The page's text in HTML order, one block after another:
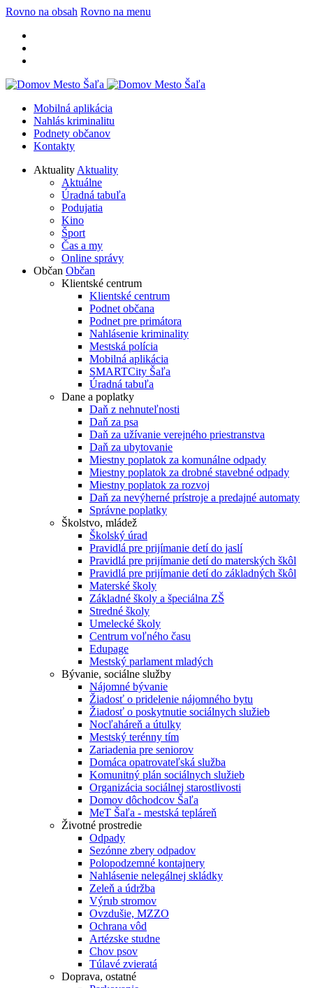
Rovno na obsah Rovno na menu
Mobilná aplikácia
Nahlás kriminalitu
Podnety občanov
Kontakty
Aktuality Aktuality
Aktuálne
Úradná tabuľa
Podujatia
Kino
Šport
Čas a my
Online správy
Občan Občan
Klientské centrum
Klientské centrum
Podnet občana
Podnet pre primátora
Nahlásenie kriminality
Mestská polícia
Mobilná aplikácia
SMARTCity Šaľa
Úradná tabuľa
Dane a poplatky
Daň z nehnuteľnosti
Daň za psa
Daň za užívanie verejného priestranstva
Daň za ubytovanie
Miestny poplatok za komunálne odpady
Miestny poplatok za drobné stavebné odpady
Miestny poplatok za rozvoj
Daň za nevýherné prístroje a predajné automaty
Správne poplatky
Školstvo, mládež
Školský úrad
Pravidlá pre prijímanie detí do jaslí
Pravidlá pre prijímanie detí do materských škôl
Pravidlá pre prijímanie detí do základných škôl
Materské školy
Základné školy a špeciálna ZŠ
Stredné školy
Umelecké školy
Centrum voľného času
Edupage
Mestský parlament mladých
Bývanie, sociálne služby
Nájomné bývanie
Žiadosť o pridelenie nájomného bytu
Žiadosť o poskytnutie sociálnych služieb
Nocľaháreň a útulky
Mestský terénny tím
Zariadenia pre seniorov
Domáca opatrovateľská služba
Komunitný plán sociálnych služieb
Organizácia sociálnej starostlivosti
Domov dôchodcov Šaľa
MeT Šaľa - mestská tepláreň
Životné prostredie
Odpady
Sezónne zbery odpadov
Polopodzemné kontajnery
Nahlásenie nelegálnej skládky
Zeleň a údržba
Výrub stromov
Ovzdušie, MZZO
Ochrana vôd
Artézske studne
Chov psov
Túlavé zvieratá
Doprava, ostatné